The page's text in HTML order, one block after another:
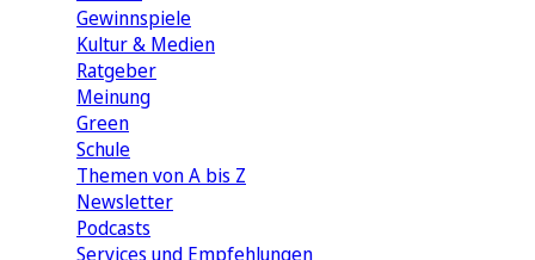
Gewinnspiele
Kultur & Medien
Ratgeber
Meinung
Green
Schule
Themen von A bis Z
Newsletter
Podcasts
Services und Empfehlungen